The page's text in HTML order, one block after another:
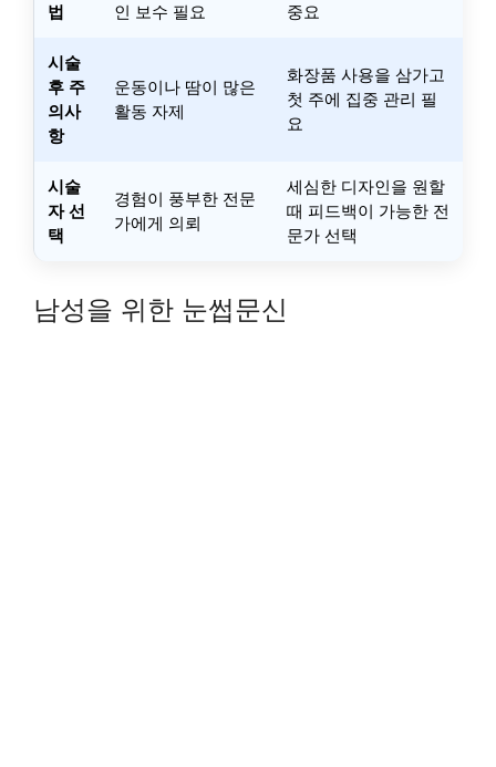
법
인 보수 필요
중요
시술
후 주
의사
항
운동이나 땀이 많은
활동 자제
화장품 사용을 삼가고
첫 주에 집중 관리 필
요
시술
자 선
택
경험이 풍부한 전문
가에게 의뢰
세심한 디자인을 원할
때 피드백이 가능한 전
문가 선택
남성을 위한 눈썹문신